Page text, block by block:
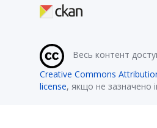
Весь контент
Creative Commons
license, якщо не зазначено